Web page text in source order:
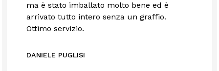
ma è stato imballato molto bene ed è
arrivato tutto intero senza un graffio.
Ottimo servizio.
DANIELE PUGLISI